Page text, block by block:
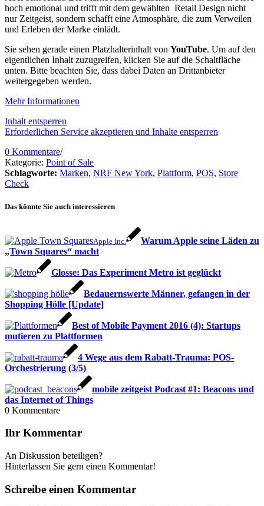
hoch emotional und trifft mit dem gewählten Retail Design nicht
nur Zeitgeist, sondern schafft eine Atmosphäre, die zum Verweilen
und Erleben der Marke einlädt.
Sie sehen gerade einen Platzhalterinhalt von YouTube. Um auf den
eigentlichen Inhalt zuzugreifen, klicken Sie auf die Schaltfläche
unten. Bitte beachten Sie, dass dabei Daten an Drittanbieter
weitergegeben werden.
Mehr Informationen
Inhalt entsperren
Erforderlichen Service akzeptieren und Inhalte entsperren
0 Kommentare/
Kategorie: Point of Sale
Schlagworte: Marken, NRF New York, Plattform, POS, Store
Check
Das könnte Sie auch interessieren
Apple Inc.
Warum Apple seine Läden zu
„Town Squares“ macht
Glosse: Das Experiment Metro ist geglückt
Bedauernswerte Männer, gefangen in der
Shopping Hölle [Update]
Best of Mobile Payment 2016 (4): Startups
mutieren zu Plattformen
4 Wege aus dem Rabatt-Trauma: POS-
Orchestrierung (3/5)
mobile zeitgeist Podcast #1: Beacons und
das Internet of Things
0 Kommentare
Ihr Kommentar
An Diskussion beteiligen?
Hinterlassen Sie gern einen Kommentar!
Schreibe einen Kommentar